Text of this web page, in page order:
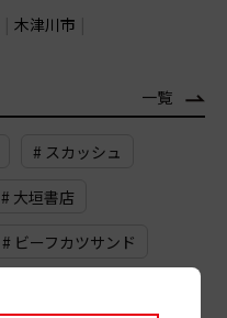
木津川市
一覧
# スカッシュ
# 大垣書店
# ビーフカツサンド